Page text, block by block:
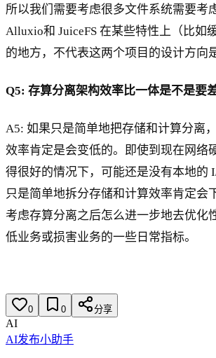
所以我们需要考虑很多文件系统需要考
Alluxio和 JuiceFS 在某些特性上（比如
的地方，不代表这两个项目的设计方向
Q5: 存算分离架构效率比一体是不是要差
A5: 如果只是简单地把存储和计算分离
效率肯定是会变低的。即使到现在网络
得很好的情况下，可能还是没有本地的
只是简单地拆分存储和计算效率肯定会
考虑存算分离之后怎么进一步地去优化
低业务或损害业务的一些日常指标。
0 0 分享
AI
AI发布小助手